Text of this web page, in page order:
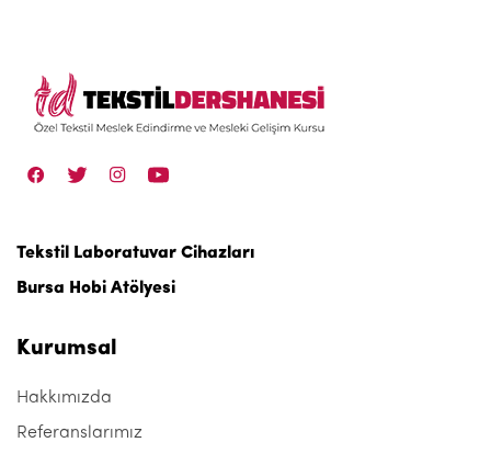
Tekstil Laboratuvar Cihazları
Bursa Hobi Atölyesi
Kurumsal
Hakkımızda
Referanslarımız